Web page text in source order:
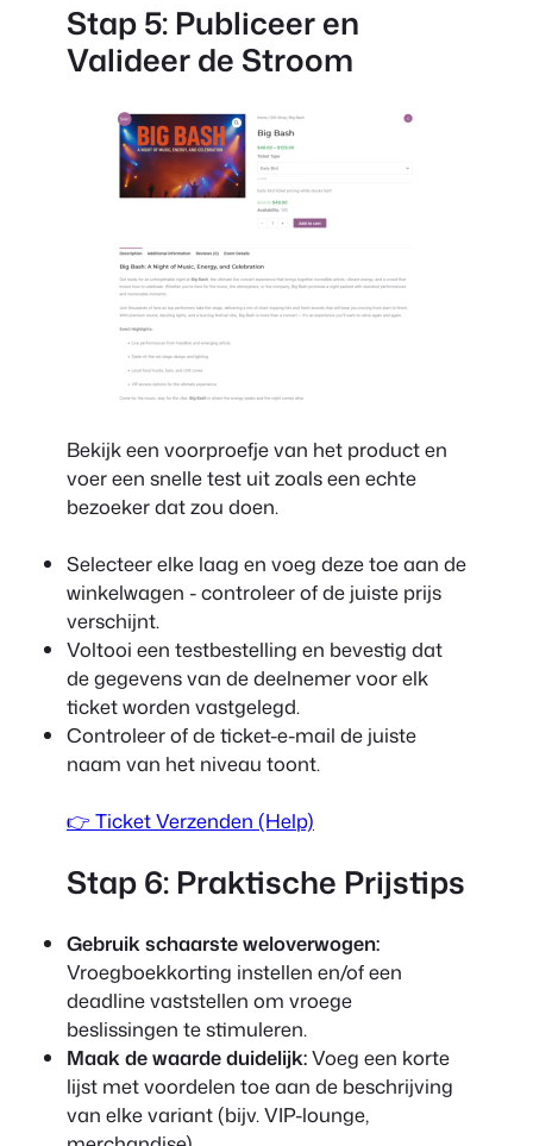
Stap 5: Publiceer en
Valideer de Stroom
Bekijk een voorproefje van het product en
voer een snelle test uit zoals een echte
bezoeker dat zou doen.
Selecteer elke laag en voeg deze toe aan de
winkelwagen - controleer of de juiste prijs
verschijnt.
Voltooi een testbestelling en bevestig dat
de gegevens van de deelnemer voor elk
ticket worden vastgelegd.
Controleer of de ticket-e-mail de juiste
naam van het niveau toont.
👉 Ticket Verzenden (Help)
Stap 6: Praktische Prijstips
Gebruik schaarste weloverwogen:
Vroegboekkorting instellen en/of een
deadline vaststellen om vroege
beslissingen te stimuleren.
Maak de waarde duidelijk:Voeg een korte
lijst met voordelen toe aan de beschrijving
van elke variant (bijv. VIP-lounge,